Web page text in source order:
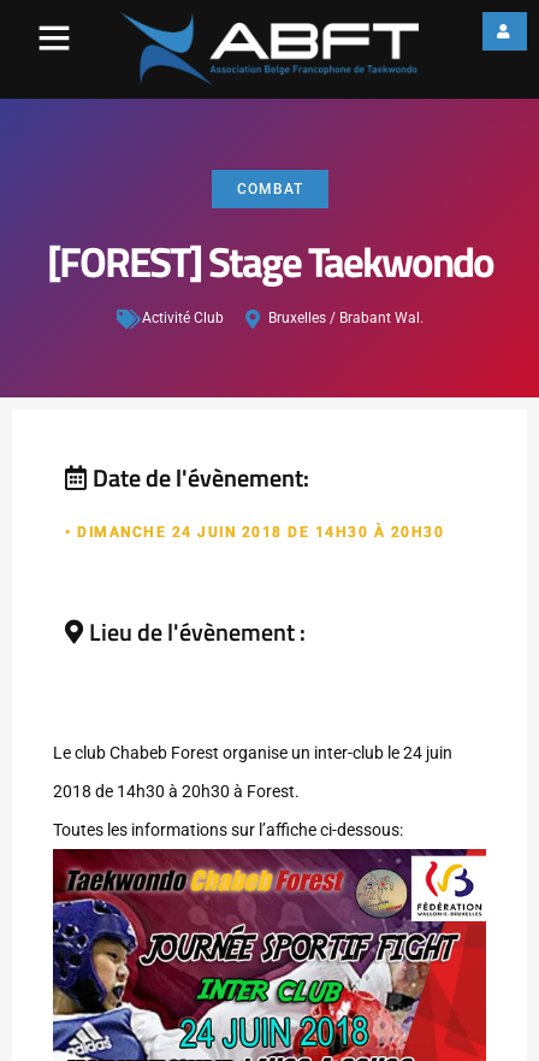
COMBAT
[FOREST] Stage Taekwondo
Activité Club Bruxelles / Brabant Wal.
Date de l'évènement:
• DIMANCHE 24 JUIN 2018 DE 14H30 À 20H30
Lieu de l'évènement :
Le club Chabeb Forest organise un inter-club le 24 juin
2018 de 14h30 à 20h30 à Forest.
Toutes les informations sur l’affiche ci-dessous: